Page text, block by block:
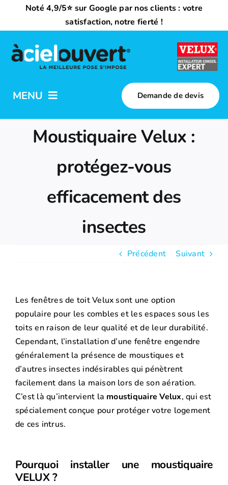
contenu
Noté 4,9/5⭐ sur Google par nos clients : votre
satisfaction, notre fierté !
MENU
Trouvez votre installateur
Demande de devis
Moustiquaire Velux :
protégez-vous
efficacement des
insectes
Précédent Suivant
Les fenêtres de toit Velux sont une option
populaire pour les combles et les espaces sous les
toits en raison de leur qualité et de leur durabilité.
Cependant, l’installation d’une fenêtre engendre
généralement la présence de moustiques et
d’autres insectes indésirables qui pénètrent
facilement dans la maison lors de son aération.
C’est là qu’intervient la moustiquaire Velux, qui est
spécialement conçue pour protéger votre logement
de ces intrus.
Pourquoi installer une moustiquaire
VELUX ?